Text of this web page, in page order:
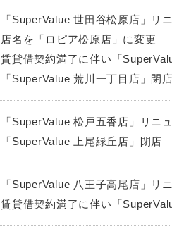
「SuperValue 世田谷松原店」リ
店名を「ロピア松原店」に変更
賃貸借契約満了に伴い「
「SuperValue 荒川一丁目店」閉店
「SuperValue 松戸五香店」リニ
「SuperValue 上尾緑丘店」閉店
「SuperValue 八王子高尾店」リ
賃貸借契約満了に伴い「